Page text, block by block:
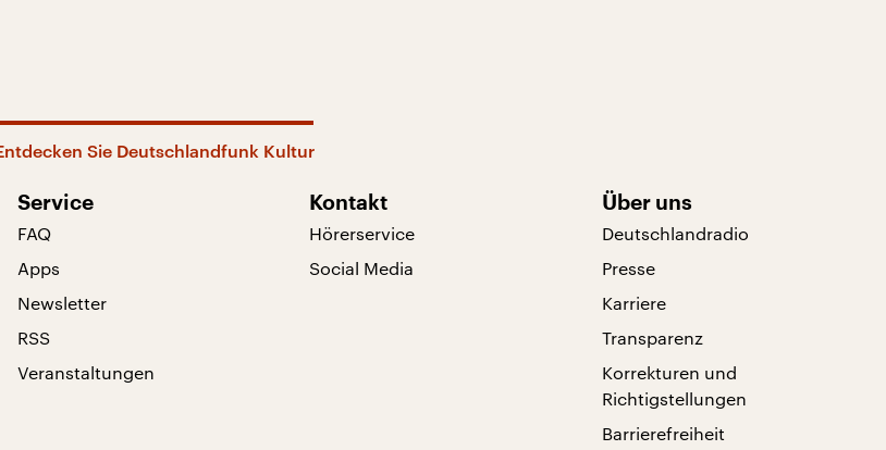
Sie Deutschlandfunk Kultur
Service
FAQ
Apps
Newsletter
RSS
Veranstaltungen
Kontakt
Hörerservice
Social Media
Über uns
Deutschlandradio
Presse
Karriere
Transparenz
Korrekturen und
Richtigstellungen
Barrierefreiheit